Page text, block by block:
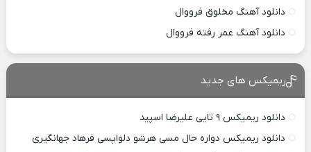
دانلود آهنگ مخلوق فرووال
دانلود آهنگ عمر رفته فرووال
ریمیکس های جدید
دانلود ریمیکس ۹ تایی علیرضا اسپید
دانلود ریمیکس دواره حال مسی هرشو دلواپسی فرهاد جهانگیری